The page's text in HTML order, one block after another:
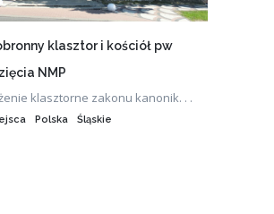
klasztor i kościół pw
NMP
klasztorne zakonu kanonik. . .
Polska Śląskie